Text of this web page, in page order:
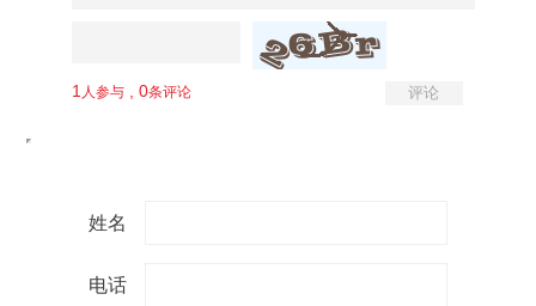
姓名
电话